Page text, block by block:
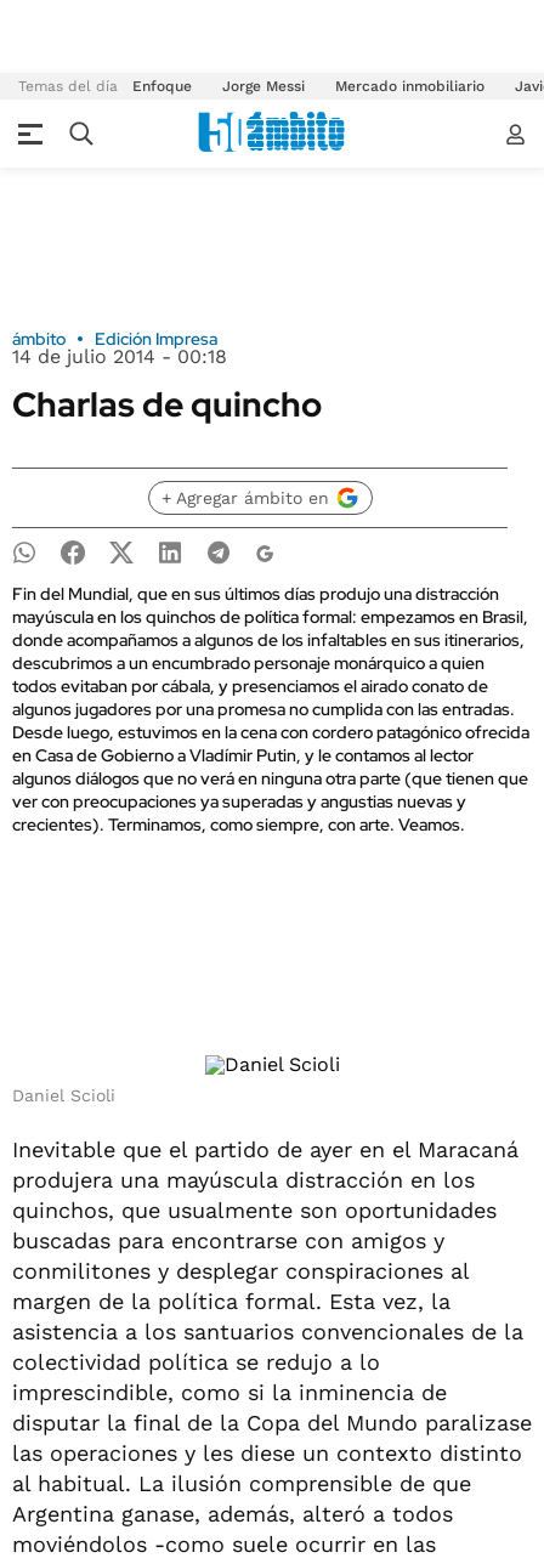
Temas del día Enfoque Jorge Messi Mercado inmobiliario
ámbito Edición Impresa
14 de julio 2014 - 00:18
Charlas de quincho
+ Agregar ámbito en
Fin del Mundial, que en sus últimos días produjo una distracción
mayúscula en los quinchos de política formal: empezamos en Brasil,
donde acompañamos a algunos de los infaltables en sus itinerarios,
descubrimos a un encumbrado personaje monárquico a quien
todos evitaban por cábala, y presenciamos el airado conato de
algunos jugadores por una promesa no cumplida con las entradas.
Desde luego, estuvimos en la cena con cordero patagónico ofrecida
en Casa de Gobierno a Vladímir Putin, y le contamos al lector
algunos diálogos que no verá en ninguna otra parte (que tienen que
ver con preocupaciones ya superadas y angustias nuevas y
crecientes). Terminamos, como siempre, con arte. Veamos.
Daniel Scioli
Inevitable que el partido de ayer en el Maracaná
produjera una mayúscula distracción en los
quinchos, que usualmente son oportunidades
buscadas para encontrarse con amigos y
conmilitones y desplegar conspiraciones al
margen de la política formal. Esta vez, la
asistencia a los santuarios convencionales de la
colectividad política se redujo a lo
imprescindible, como si la inminencia de
disputar la final de la Copa del Mundo paralizase
las operaciones y les diese un contexto distinto
al habitual. La ilusión comprensible de que
Argentina ganase, además, alteró a todos
moviéndolos -como suele ocurrir en las